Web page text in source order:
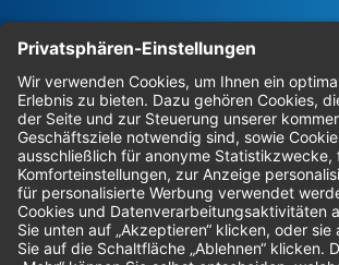
Bestellungen
Sendung verfolgen